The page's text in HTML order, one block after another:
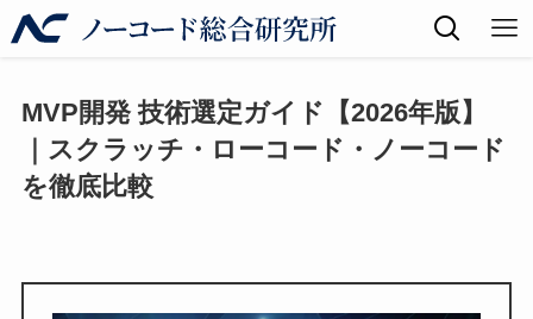
MVP開発 技術選定ガイド【2026年版】
｜スクラッチ・ローコード・ノーコード
を徹底比較